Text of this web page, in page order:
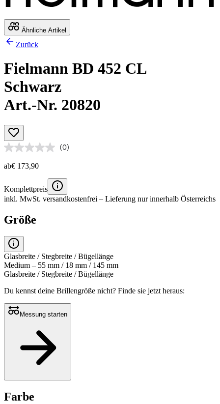
Ähnliche Artikel
Zurück
Fielmann BD 452 CL
Schwarz
Art.-Nr. 20820
(0)
ab€ 173,90
Komplettpreis
inkl. MwSt. versandkostenfrei – Lieferung nur innerhalb Österreichs
Größe
Glasbreite / Stegbreite / Bügellänge
Medium – 55 mm / 18 mm / 145 mm
Glasbreite / Stegbreite / Bügellänge
Du kennst deine Brillengröße nicht? Finde sie jetzt heraus:
Messung starten
Farbe